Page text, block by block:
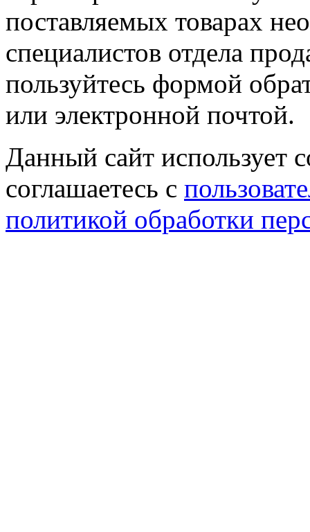
поставляемых товарах
специалистов отдела
пользуйтесь формой
или электронной почтой.
Данный сайт использует
соглашаетесь с
политикой обработки